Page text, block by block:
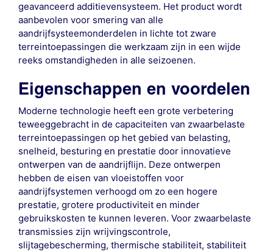
geavanceerd additievensysteem. Het product wordt
aanbevolen voor smering van alle
aandrijfsysteemonderdelen in lichte tot zware
terreintoepassingen die werkzaam zijn in een wijde
reeks omstandigheden in alle seizoenen.
Eigenschappen en voordelen
Moderne technologie heeft een grote verbetering
teweeggebracht in de capaciteiten van zwaarbelaste
terreintoepassingen op het gebied van belasting,
snelheid, besturing en prestatie door innovatieve
ontwerpen van de aandrijflijn. Deze ontwerpen
hebben de eisen van vloeistoffen voor
aandrijfsystemen verhoogd om zo een hogere
prestatie, grotere productiviteit en minder
gebruikskosten te kunnen leveren. Voor zwaarbelaste
transmissies zijn wrijvingscontrole,
slijtagebescherming, thermische stabiliteit, stabiliteit